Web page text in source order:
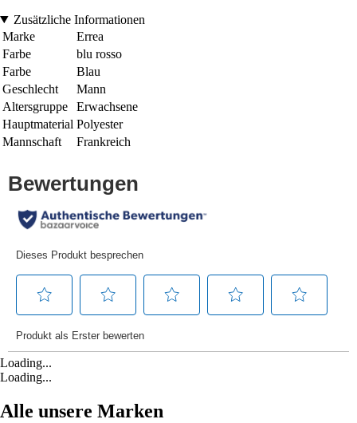
Zusätzliche Informationen
Marke
Errea
Farbe
blu rosso
Farbe
Blau
Geschlecht
Mann
Altersgruppe
Erwachsene
Hauptmaterial Polyester
Mannschaft
Frankreich
Loading...
Loading...
Alle unsere Marken